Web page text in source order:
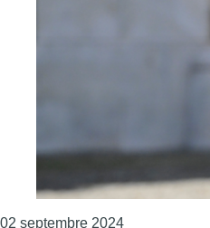
02 septembre 2024Consulter